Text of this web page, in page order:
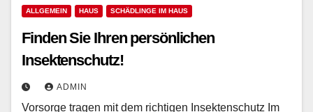
ALLGEMEIN HAUS SCHÄDLINGE IM HAUS
Finden Sie Ihren persönlichen
Insektenschutz!
ADMIN
Vorsorge tragen mit dem richtigen Insektenschutz Im